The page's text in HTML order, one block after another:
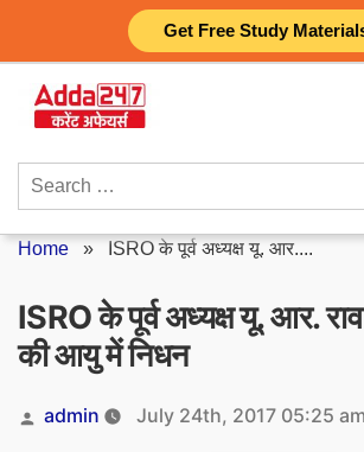
Get Free Study
content
Search
Home » ISRO के पूर्व अध्यक्ष यू. आर....
ISRO के पूर्व अध्यक्ष यू. आर.
की आयु में निधन
Posted
by
admin July 24th, 2017 05:25 am